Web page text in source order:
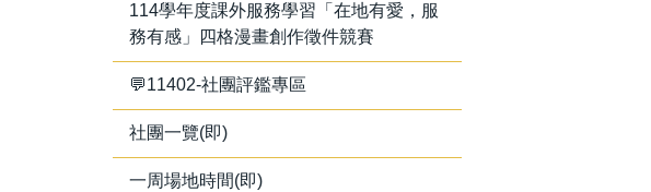
114學年度課外服務學習「在地有愛，服
務有感」四格漫畫創作徵件競賽
💬11402-社團評鑑專區
社團一覽(即)
一周場地時間(即)